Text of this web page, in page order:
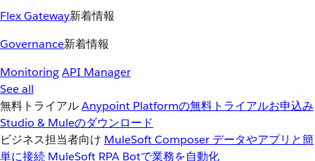
Flex Gateway新着情報
Governance新着情報
MonitoringAPI Manager
See all
無料トライアルAnypoint Platformの無料トライアルお申込み
Studio & Muleのダウンロード
ビジネス担当者向け MuleSoft Composer データやアプリと簡
単に接続 MuleSoft RPA Botで業務を自動化